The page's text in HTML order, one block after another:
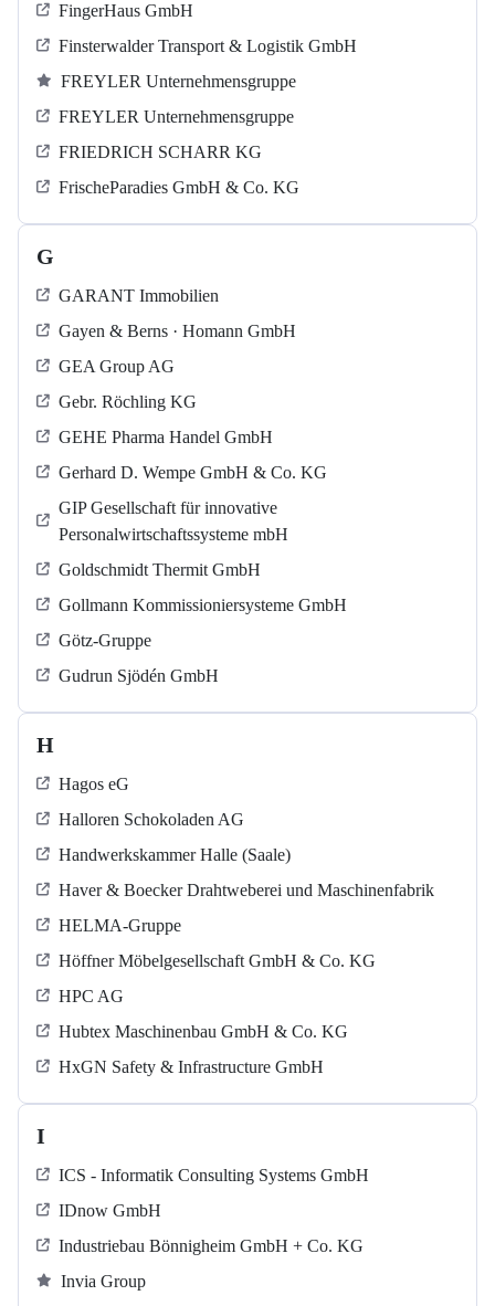
FingerHaus GmbH
Finsterwalder Transport & Logistik GmbH
FREYLER Unternehmensgruppe
FREYLER Unternehmensgruppe
FRIEDRICH SCHARR KG
FrischeParadies GmbH & Co. KG
G
GARANT Immobilien
Gayen & Berns · Homann GmbH
GEA Group AG
Gebr. Röchling KG
GEHE Pharma Handel GmbH
Gerhard D. Wempe GmbH & Co. KG
GIP Gesellschaft für innovative
Personalwirtschaftssysteme mbH
Goldschmidt Thermit GmbH
Gollmann Kommissioniersysteme GmbH
Götz-Gruppe
Gudrun Sjödén GmbH
H
Hagos eG
Halloren Schokoladen AG
Handwerkskammer Halle (Saale)
Haver & Boecker Drahtweberei und Maschinenfabrik
HELMA-Gruppe
Höffner Möbelgesellschaft GmbH & Co. KG
HPC AG
Hubtex Maschinenbau GmbH & Co. KG
HxGN Safety & Infrastructure GmbH
I
ICS - Informatik Consulting Systems GmbH
IDnow GmbH
Industriebau Bönnigheim GmbH + Co. KG
Invia Group